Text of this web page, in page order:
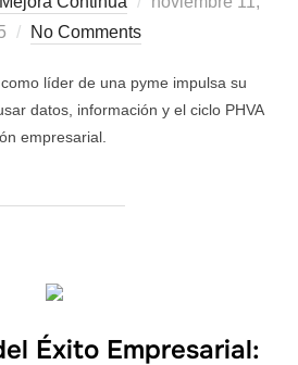
No Comments
líder de una pyme impulsa su
datos, información y el ciclo PHVA
empresarial.
Éxito Empresarial: